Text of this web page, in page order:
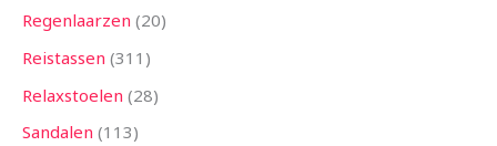
Regenlaarzen 20
Reistassen 311
Relaxstoelen 28
Sandalen 113